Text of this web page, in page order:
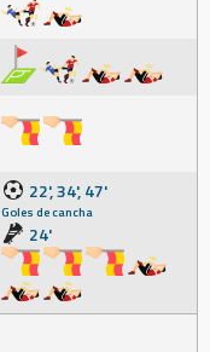
22', 34', 47'
Goles de cancha
24'